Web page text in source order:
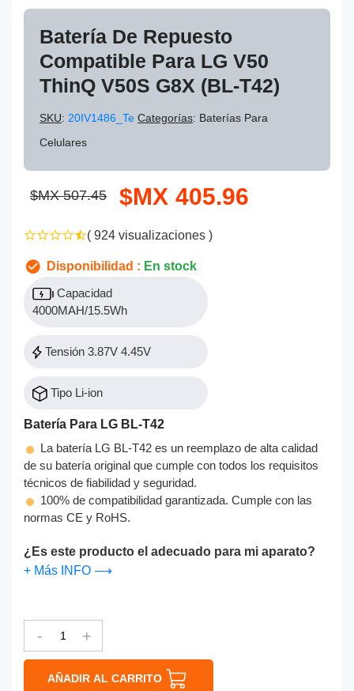
Batería De Repuesto
Compatible Para LG V50
ThinQ V50S G8X (BL-T42)
SKU: 20IV1486_Te Categorías: Baterías Para
Celulares
$MX 507.45 $MX 405.96
( 924 visualizaciones )
Disponibilidad : En stock
Capacidad
4000MAH/15.5Wh
Tensión 3.87V 4.45V
Tipo Li-ion
Batería Para LG BL-T42
La batería LG BL-T42 es un reemplazo de alta calidad
de su batería original que cumple con todos los requisitos
técnicos de fiabilidad y seguridad.
100% de compatibilidad garantizada. Cumple con las
normas CE y RoHS.
¿Es este producto el adecuado para mi aparato?
+ Más INFO ⟶
- +
AÑADIR AL CARRITO